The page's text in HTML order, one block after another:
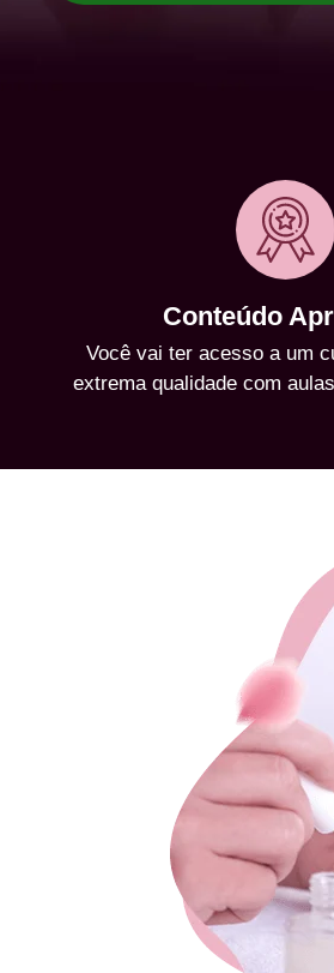
Conteúdo
Você vai ter acesso a um
extrema qualidade com